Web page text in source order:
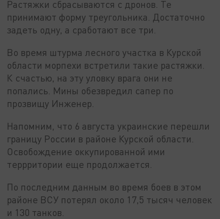
Растяжки сбрасываются с дронов. Те
принимают форму треугольника. Достаточно
задеть одну, а сработают все три.
Во время штурма лесного участка в Курской
области морпехи встретили такие растяжки.
К счастью, на эту уловку врага они не
попались. Мины обезвредил сапер по
прозвищу Инженер.
Напомним, что 6 августа украинские перешли
границу России в районе Курской области.
Освобождение оккупированной ими
террритории еще продолжается.
По последним данным во время боев в этом
районе ВСУ потерял около 17,5 тысяч человек
и 130 танков.